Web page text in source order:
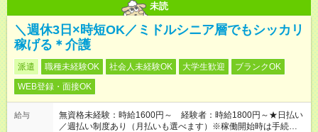
未読
＼週休3日×時短OK／ミドルシニア層でもシッカリ
稼げる＊介護
派遣 職種未経験OK 社会人未経験OK 大学生歓迎
ブランクOK
WEB登録・面接OK
給与
無資格未経験：時給1600円～ 経験者：時給1800円～★日払い
／週払い制度あり（月払いも選べます）※稼働開始時は手続き完